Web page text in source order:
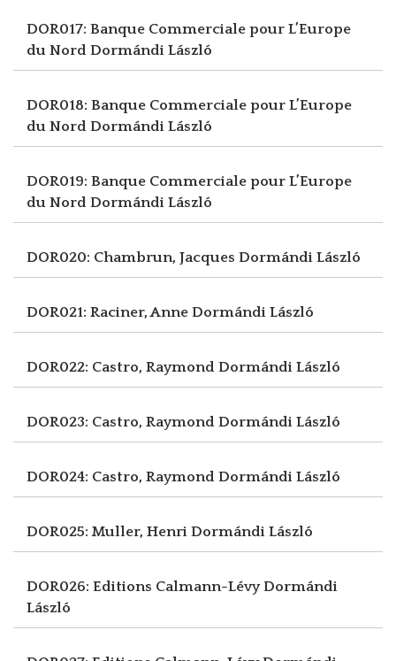
DOR017: Banque Commerciale pour L’Europe
du Nord Dormándi László
DOR018: Banque Commerciale pour L’Europe
du Nord Dormándi László
DOR019: Banque Commerciale pour L’Europe
du Nord Dormándi László
DOR020: Chambrun, Jacques Dormándi László
DOR021: Raciner, Anne Dormándi László
DOR022: Castro, Raymond Dormándi László
DOR023: Castro, Raymond Dormándi László
DOR024: Castro, Raymond Dormándi László
DOR025: Muller, Henri Dormándi László
DOR026: Editions Calmann-LévyDormándi
László